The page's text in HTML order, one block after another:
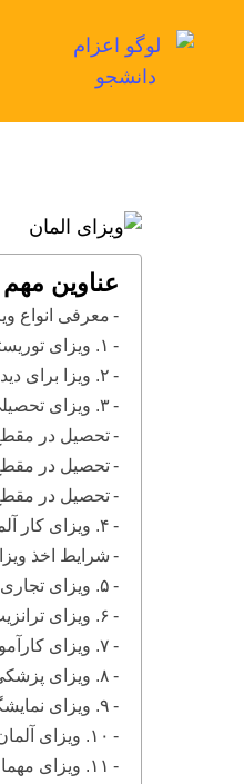
عناوین
معرفی انواع
۱. ویزای توریستی آلمان
۲. ویزا برای دیدار با اقوام آلمانی
۳. ویزای تحصیلی آلمان
تحصیل در
تحصیل در
تحصیل در
۴. ویزای کار آلمان
شرایط اخذ
۵. ویزای تجاری آلمان
۶. ویزای ترانزیت فرودگاهی آلمان
۷. ویزای کارآموزی آلمان
۸. ویزای پزشکی آلمان
۹. ویزای نمایشگاهی آلمان
۱۰. ویزای آلمان برای شرکت در مسابقات ورزشی، جشنواره‌های هنری و مذهبی
۱۱. ویزای مهمان علمی آلمان